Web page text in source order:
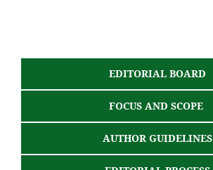
EDITORIAL BOARD
FOCUS AND SCOPE
AUTHOR GUIDELINES